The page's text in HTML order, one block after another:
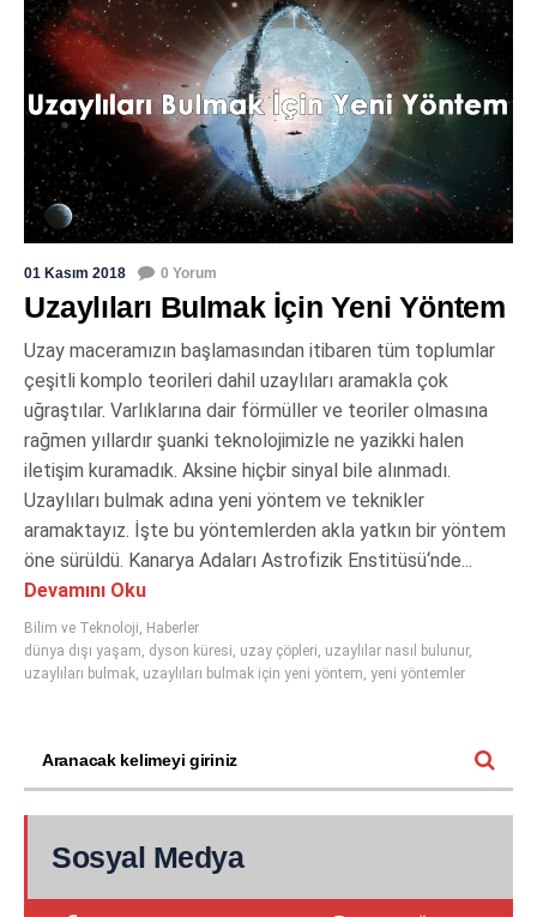
01 Kasım 2018 0 Yorum
Uzaylıları Bulmak İçin Yeni Yöntem
Uzay maceramızın başlamasından itibaren tüm toplumlar
çeşitli komplo teorileri dahil uzaylıları aramakla çok
uğraştılar. Varlıklarına dair förmüller ve teoriler olmasına
rağmen yıllardır şuanki teknolojimizle ne yazikki halen
iletişim kuramadık. Aksine hiçbir sinyal bile alınmadı.
Uzaylıları bulmak adına yeni yöntem ve teknikler
aramaktayız. İşte bu yöntemlerden akla yatkın bir yöntem
öne sürüldü. Kanarya Adaları Astrofizik Enstitüsü‘nde...
Devamını Oku
Bilim ve Teknoloji, Haberler
dünya dışı yaşam, dyson küresi, uzay çöpleri, uzaylılar nasıl bulunur,
uzaylıları bulmak, uzaylıları bulmak için yeni yöntem, yeni yöntemler
Sosyal Medya